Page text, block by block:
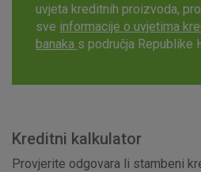
uvjeta kreditnih proizvoda,
sve informacije o uvjetima
banaka s područja Republike
Kreditni kalkulator
Provjerite odgovara li stambeni